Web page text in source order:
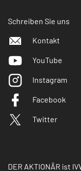
Schreiben Sie uns
Kontakt
YouTube
Instagram
Facebook
Twitter
DER AKTIONÄR ist